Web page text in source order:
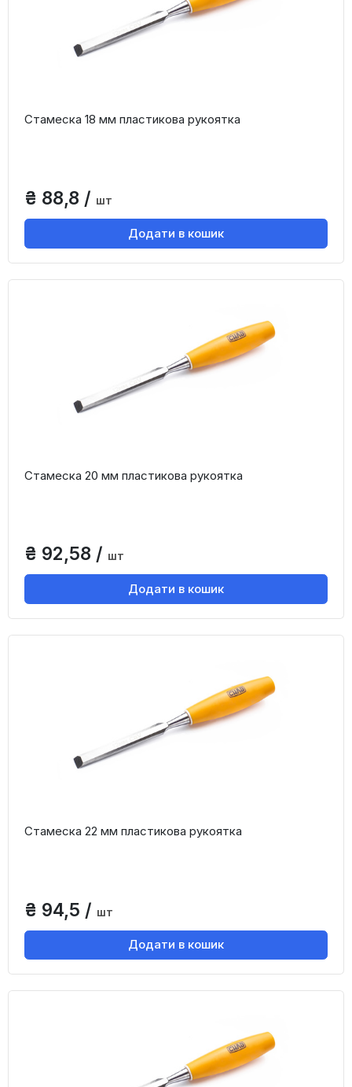
Стамеска 18 мм пластикова рукоятка
₴ 88,8 / шт
Додати в кошик
Стамеска 20 мм пластикова рукоятка
₴ 92,58 / шт
Додати в кошик
Стамеска 22 мм пластикова рукоятка
₴ 94,5 / шт
Додати в кошик